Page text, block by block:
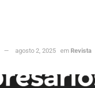
agosto 2, 2025 em Revista